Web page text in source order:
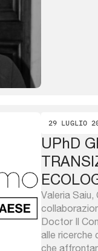
29 LUGLIO
UPhD
Valeria Saiu,
Doctor Il
alle ricerche
che